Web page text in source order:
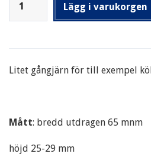
Lägg i varukorgen
Litet gångjärn för till exempel
Mått: bredd utdragen 65 mnm
höjd 25-29 mm